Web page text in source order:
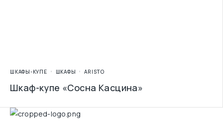
ШКАФЫ-КУПЕ ШКАФЫ ARISTO
Шкаф-купе «Сосна Касцина»